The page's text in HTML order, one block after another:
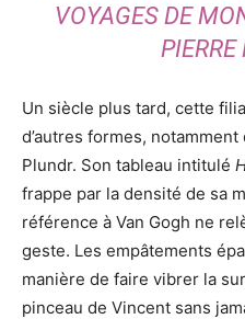
VOYAGES DE
PIERRE
Un siècle plus tard, cette
d’autres formes,
Plundr. Son tableau intitulé
frappe par la densité de sa
référence à Van Gogh ne
geste. Les empâtements
manière de faire vibrer la
pinceau de Vincent sans